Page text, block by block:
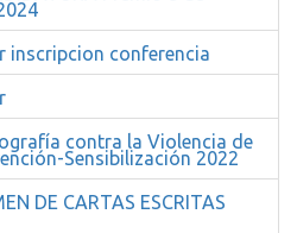
inscripcion conferencia
contra la Violencia de
Sensibilización 2022
DE CARTAS ESCRITAS